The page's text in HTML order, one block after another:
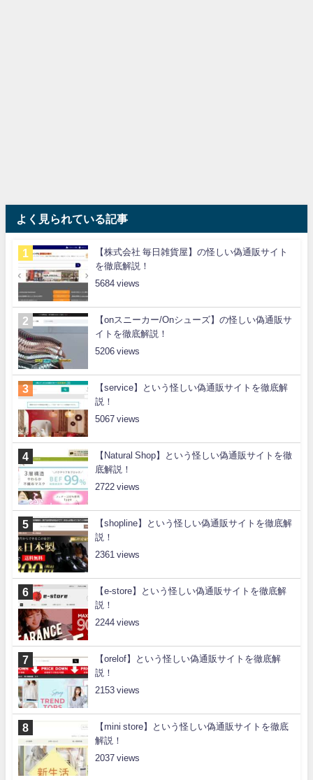
よく見られている記事
【株式会社 毎日雑貨屋】の怪しい偽通販サイト
を徹底解説！
5684
【onスニーカー/Onシューズ】の怪しい偽通販サ
イトを徹底解説！
5206
【service】という怪しい偽通販サイトを徹底解
説！
5067
【Natural Shop】という怪しい偽通販サイトを徹
底解説！
2722
【shopline】という怪しい偽通販サイトを徹底解
説！
2361
【e-store】という怪しい偽通販サイトを徹底解
説！
2244
【orelof】という怪しい偽通販サイトを徹底解
説！
2153
【mini store】という怪しい偽通販サイトを徹底
解説！
2037